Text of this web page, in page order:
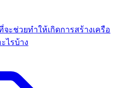
ะช่วยทำให้เกิดการสร้างเครือ
ไรบ้าง